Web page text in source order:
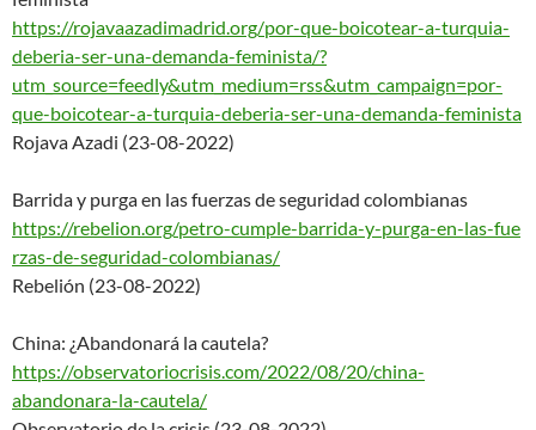
https://rojavaazadimadrid.org/por-que-boicotear-a-turquia-
deberia-ser-una-demanda-feminista/?
utm_source=feedly&utm_ medium=rss&utm_campaign=por-
que-boicotear-a-turquia-deberia-ser-una-demanda-feminista
Rojava Azadi (23-08-2022)
Barrida y purga en las fuerzas de seguridad colombianas
https://rebelion.org/petro-cumple-barrida-y-purga-en-las-fue
rzas-de-seguridad-colombianas/
Rebelión (23-08-2022)
China: ¿Abandonará la cautela?
https://observatoriocrisis.com/2022/08/20/china-
abandonara-la-cautela/